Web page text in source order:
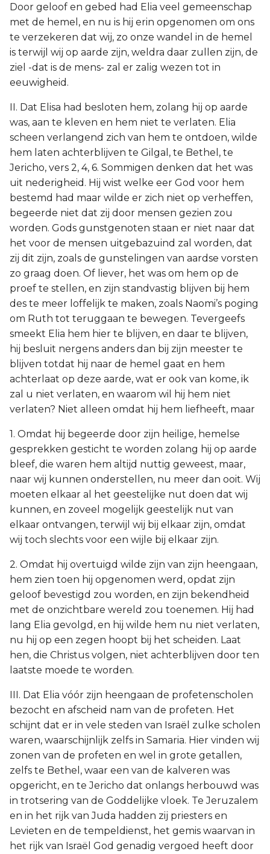
Door geloof en gebed had Elia veel gemeenschap
met de hemel, en nu is hij erin opgenomen om ons
te verzekeren dat wij, zo onze wandel in de hemel
is terwijl wij op aarde zijn, weldra daar zullen zijn, de
ziel -dat is de mens- zal er zalig wezen tot in
eeuwigheid.
II. Dat Elisa had besloten hem, zolang hij op aarde
was, aan te kleven en hem niet te verlaten. Elia
scheen verlangend zich van hem te ontdoen, wilde
hem laten achterblijven te Gilgal, te Bethel, te
Jericho, vers 2, 4, 6. Sommigen denken dat het was
uit nederigheid. Hij wist welke eer God voor hem
bestemd had maar wilde er zich niet op verheffen,
begeerde niet dat zij door mensen gezien zou
worden. Gods gunstgenoten staan er niet naar dat
het voor de mensen uitgebazuind zal worden, dat
zij dit zijn, zoals de gunstelingen van aardse vorsten
zo graag doen. Of liever, het was om hem op de
proef te stellen, en zijn standvastig blijven bij hem
des te meer loffelijk te maken, zoals Naomi’s poging
om Ruth tot teruggaan te bewegen. Tevergeefs
smeekt Elia hem hier te blijven, en daar te blijven,
hij besluit nergens anders dan bij zijn meester te
blijven totdat hij naar de hemel gaat en hem
achterlaat op deze aarde, wat er ook van kome, ik
zal u niet verlaten, en waarom wil hij hem niet
verlaten? Niet alleen omdat hij hem liefheeft, maar
1. Omdat hij begeerde door zijn heilige, hemelse
gesprekken gesticht te worden zolang hij op aarde
bleef, die waren hem altijd nuttig geweest, maar,
naar wij kunnen onderstellen, nu meer dan ooit. Wij
moeten elkaar al het geestelijke nut doen dat wij
kunnen, en zoveel mogelijk geestelijk nut van
elkaar ontvangen, terwijl wij bij elkaar zijn, omdat
wij toch slechts voor een wijle bij elkaar zijn.
2. Omdat hij overtuigd wilde zijn van zijn heengaan,
hem zien toen hij opgenomen werd, opdat zijn
geloof bevestigd zou worden, en zijn bekendheid
met de onzichtbare wereld zou toenemen. Hij had
lang Elia gevolgd, en hij wilde hem nu niet verlaten,
nu hij op een zegen hoopt bij het scheiden. Laat
hen, die Christus volgen, niet achterblijven door ten
laatste moede te worden.
III. Dat Elia vóór zijn heengaan de profetenscholen
bezocht en afscheid nam van de profeten. Het
schijnt dat er in vele steden van Israël zulke scholen
waren, waarschijnlijk zelfs in Samaria. Hier vinden wij
zonen van de profeten en wel in grote getallen,
zelfs te Bethel, waar een van de kalveren was
opgericht, en te Jericho dat onlangs herbouwd was
in trotsering van de Goddelijke vloek. Te Jeruzalem
en in het rijk van Juda hadden zij priesters en
Levieten en de tempeldienst, het gemis waarvan in
het rijk van Israël God genadig vergoed heeft door